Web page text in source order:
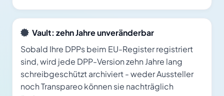
Vault: zehn Jahre unveränderbar
Sobald Ihre DPPs beim EU-Register registriert
sind, wird jede DPP-Version zehn Jahre lang
schreibgeschützt archiviert - weder Aussteller
noch Transpareo können sie nachträglich